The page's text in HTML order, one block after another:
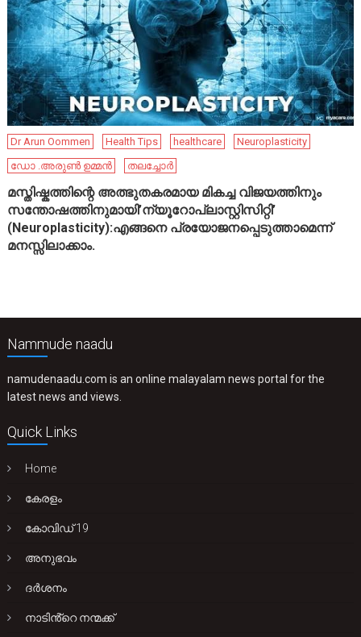
Dr Arun Oommen Health Tips healthcare
Neuroplasticity
ഡോ .അരുൺ ഉമ്മൻ
തലച്ചോർ
മസ്തിഷ്കത്തിന്റെ അത്ഭുതകരമായ മികച്ച വിജയത്തിനും
സന്തോഷത്തിനുമായി’ന്യൂറോപ്ലാസ്റ്റിസിറ്റി’
(Neuroplasticity):എങ്ങനെ പ്രയോജനപ്പെടുത്താമെന്ന്
മനസ്സിലാക്കാം.
Nammude naadu
namudenaadu.com is an online malayalam news portal for the
latest news and views.
Quick Links
Home
കേരളം
കോവിഡ് 19
അനുഭവം
ദർശനം
നാടിൻ്റെ നന്മക്ക്